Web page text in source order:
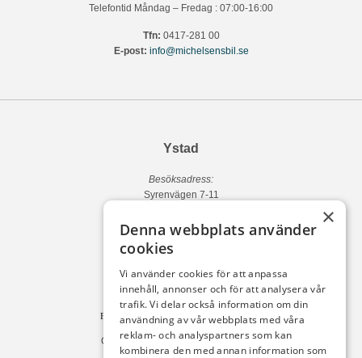
Telefontid Måndag – Fredag : 07:00-16:00
Tfn: 0417-281 00
E-post: info@michelsensbil.se
Ystad
Besöksadress:
Syrenvägen 7-11
Fakturaadress:
Michelsens Bil AB /ePP
Fack 110684
10654 Stockholm
Fakturan måste innehålla referensnummer!
Organisationsnummer 556225-9142
×
Denna webbplats använder
cookies
Vi använder cookies för att anpassa
innehåll, annonser och för att analysera vår
trafik. Vi delar också information om din
användning av vår webbplats med våra
reklam- och analyspartners som kan
kombinera den med annan information som